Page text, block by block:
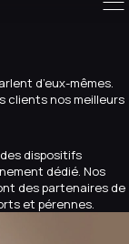
d’eux-mêmes.
clients nos meilleurs
dispositifs
dédié. Nos
des partenaires de
et pérennes.